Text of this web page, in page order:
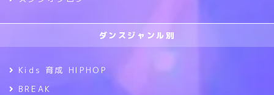
ダンスジャンル別
Kids 育成 HIPHOP
BREAK